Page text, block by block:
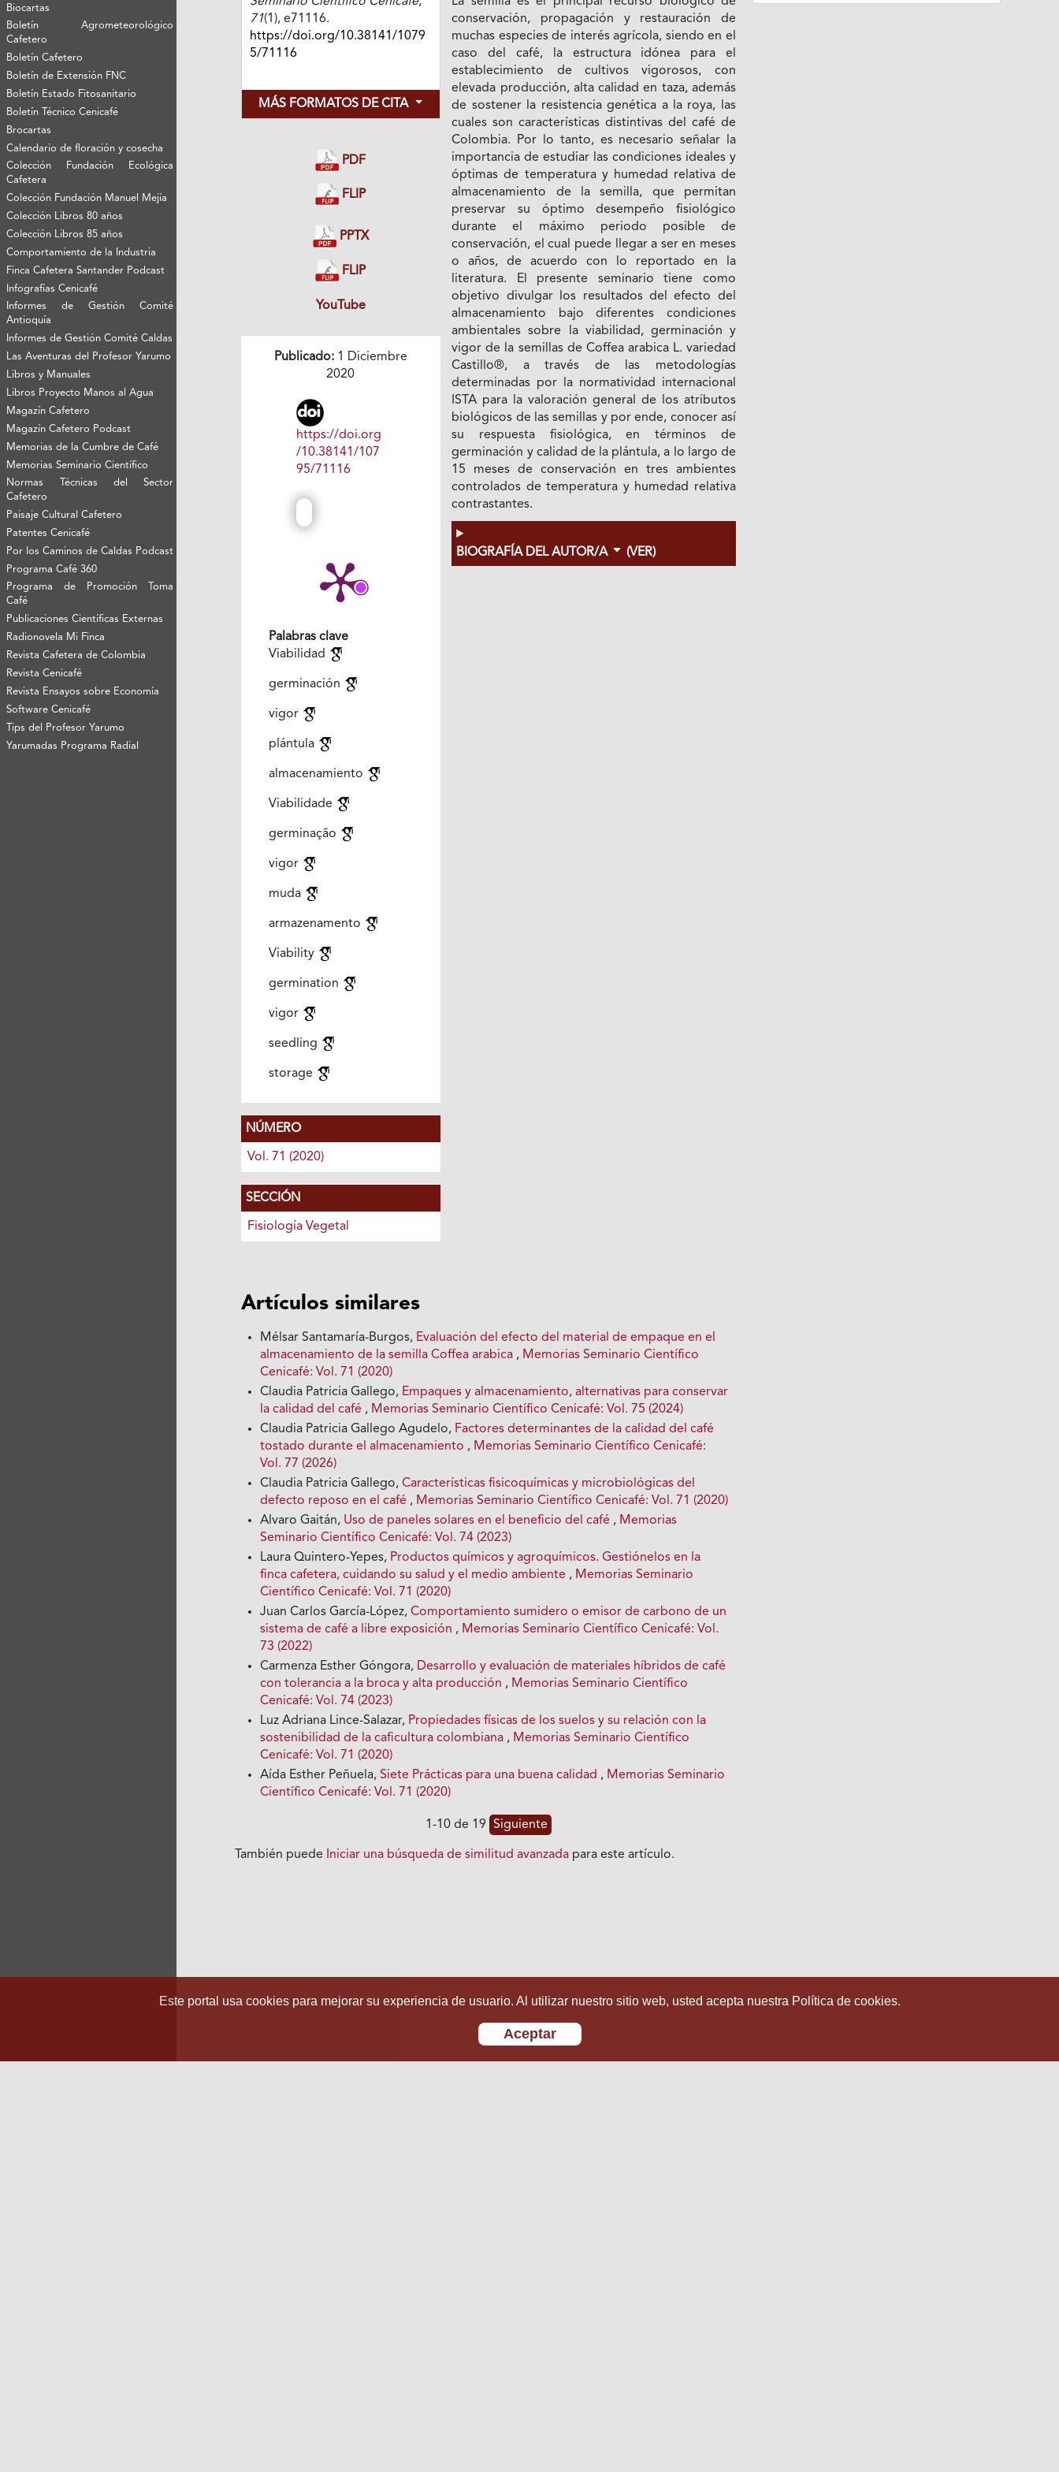
Biocartas
Boletín Agrometeorológico
Cafetero
Boletín Cafetero
Boletín de Extensión FNC
Boletín Estado Fitosanitario
Boletín Técnico Cenicafé
Brocartas
Calendario de floración y cosecha
Colección Fundación Ecológica
Cafetera
Colección Fundación Manuel Mejía
Colección Libros 80 años
Colección Libros 85 años
Comportamiento de la Industria
Finca Cafetera Santander Podcast
Infografías Cenicafé
Informes de Gestión Comité
Antioquía
Informes de Gestión Comité Caldas
Las Aventuras del Profesor Yarumo
Libros y Manuales
Libros Proyecto Manos al Agua
Magazín Cafetero
Magazín Cafetero Podcast
Memorias de la Cumbre de Café
Memorias Seminario Científico
Normas Técnicas del Sector
Cafetero
Paisaje Cultural Cafetero
Patentes Cenicafé
Por los Caminos de Caldas Podcast
Programa Café 360
Programa de Promoción Toma
Café
Publicaciones Científicas Externas
Radionovela Mi Finca
Revista Cafetera de Colombia
Revista Cenicafé
Revista Ensayos sobre Economía
Software Cenicafé
Tips del Profesor Yarumo
Yarumadas Programa Radial
71(1), e71116.
https://doi.org/10.38141/1079
5/71116
MÁS FORMATOS DE CITA
PDF
FLIP
PPTX
FLIP
YouTube
Publicado:1 Diciembre
2020
https://doi.org
/10.38141/107
95/71116
Palabras clave
Viabilidad
germinación
vigor
plántula
almacenamiento
Viabilidade
germinação
vigor
muda
armazenamento
Viability
germination
vigor
seedling
storage
NÚMERO
Vol. 71 (2020)
SECCIÓN
Fisiología Vegetal
conservación, propagación y restauración de
muchas especies de interés agrícola, siendo en el
caso del café, la estructura idónea para el
establecimiento de cultivos vigorosos, con
elevada producción, alta calidad en taza, además
de sostener la resistencia genética a la roya, las
cuales son características distintivas del café de
Colombia. Por lo tanto, es necesario señalar la
importancia de estudiar las condiciones ideales y
óptimas de temperatura y humedad relativa de
almacenamiento de la semilla, que permitan
preservar su óptimo desempeño fisiológico
durante el máximo periodo posible de
conservación, el cual puede llegar a ser en meses
o años, de acuerdo con lo reportado en la
literatura. El presente seminario tiene como
objetivo divulgar los resultados del efecto del
almacenamiento bajo diferentes condiciones
ambientales sobre la viabilidad, germinación y
vigor de la semillas de Coffea arabica L. variedad
Castillo®, a través de las metodologías
determinadas por la normatividad internacional
ISTA para la valoración general de los atributos
biológicos de las semillas y por ende, conocer así
su respuesta fisiológica, en términos de
germinación y calidad de la plántula, a lo largo de
15 meses de conservación en tres ambientes
controlados de temperatura y humedad relativa
contrastantes.
BIOGRAFÍA DEL AUTOR/A (VER)
Artículos similares
Mélsar Santamaría-Burgos, Evaluación del efecto del material de empaque en el
almacenamiento de la semilla Coffea arabica , Memorias Seminario Científico
Cenicafé: Vol. 71 (2020)
Claudia Patricia Gallego, Empaques y almacenamiento, alternativas para conservar
la calidad del café , Memorias Seminario Científico Cenicafé: Vol. 75 (2024)
Claudia Patricia Gallego Agudelo, Factores determinantes de la calidad del café
tostado durante el almacenamiento , Memorias Seminario Científico Cenicafé:
Vol. 77 (2026)
Claudia Patricia Gallego,Características fisicoquímicas y microbiológicas del
defecto reposo en el café , Memorias Seminario Científico Cenicafé: Vol. 71 (2020)
Alvaro Gaitán, Uso de paneles solares en el beneficio del café , Memorias
Seminario Científico Cenicafé: Vol. 74 (2023)
Laura Quintero-Yepes, Productos químicos y agroquímicos. Gestiónelos en la
finca cafetera, cuidando su salud y el medio ambiente , Memorias Seminario
Científico Cenicafé: Vol. 71 (2020)
Juan Carlos García-López,Comportamiento sumidero o emisor de carbono de un
sistema de café a libre exposición , Memorias Seminario Científico Cenicafé: Vol.
73 (2022)
Carmenza Esther Góngora, Desarrollo y evaluación de materiales híbridos de café
con tolerancia a la broca y alta producción , Memorias Seminario Científico
Cenicafé: Vol. 74 (2023)
Luz Adriana Lince-Salazar, Propiedades físicas de los suelos y su relación con la
sostenibilidad de la caficultura colombiana , Memorias Seminario Científico
Cenicafé: Vol. 71 (2020)
Aída Esther Peñuela,Siete Prácticas para una buena calidad , Memorias Seminario
Científico Cenicafé: Vol. 71 (2020)
1-10 de 19 Siguiente
También puede Iniciar una búsqueda de similitud avanzada para este artículo.
Este portal usa cookies para mejorar su experiencia de usuario. Al utilizar nuestro sitio web, usted acepta nuestra Política de cookies.
Aceptar